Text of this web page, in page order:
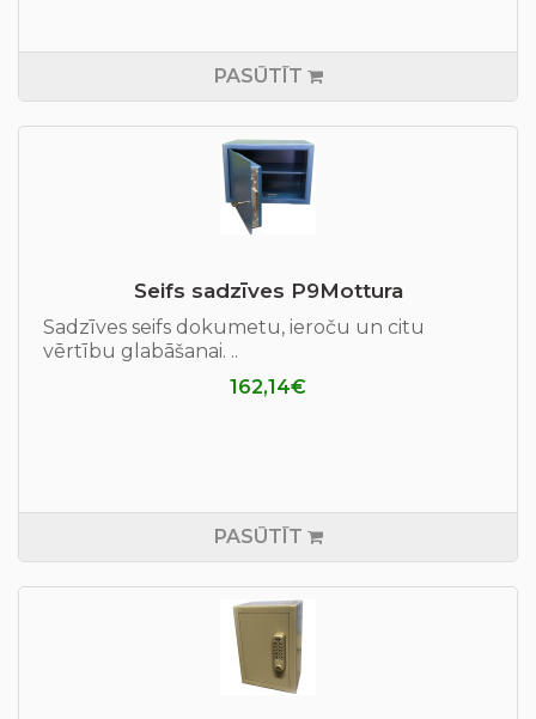
PASŪTĪT
Seifs sadzīves P9Mottura
Sadzīves seifs dokumetu, ieroču un citu
vērtību glabāšanai. ..
162,14€
PASŪTĪT